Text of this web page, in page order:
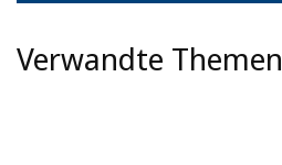
Verwandte Themen